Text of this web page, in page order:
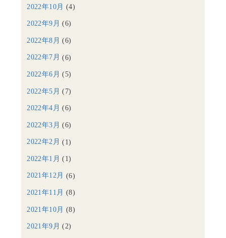
2022年10月 (4)
2022年9月 (6)
2022年8月 (6)
2022年7月 (6)
2022年6月 (5)
2022年5月 (7)
2022年4月 (6)
2022年3月 (6)
2022年2月 (1)
2022年1月 (1)
2021年12月 (6)
2021年11月 (8)
2021年10月 (8)
2021年9月 (2)